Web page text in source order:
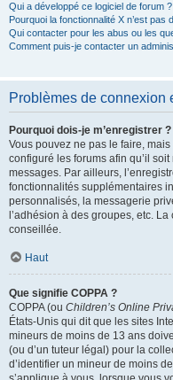
Qui a développé ce logiciel de forum ?
Pourquoi la fonctionnalité X n’est pas
Qui contacter pour les abus ou les
Comment puis-je contacter un
Problèmes de connexion
Pourquoi dois-je m’enregistrer ?
Vous pouvez ne pas le faire,
configuré les forums afin qu’il
messages. Par ailleurs,
fonctionnalités supplémentaires
personnalisés, la messagerie
l’adhésion à des groupes, etc.
conseillée.
Haut
Que signifie COPPA ?
COPPA (ou Children’s Online
États-Unis qui dit que les sites
mineurs de moins de 13 ans
(ou d’un tuteur légal) pour la
d’identifier un mineur de moins